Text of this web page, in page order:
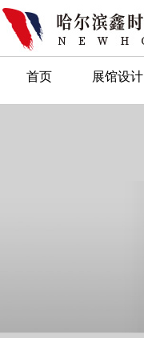
首页 展馆设计